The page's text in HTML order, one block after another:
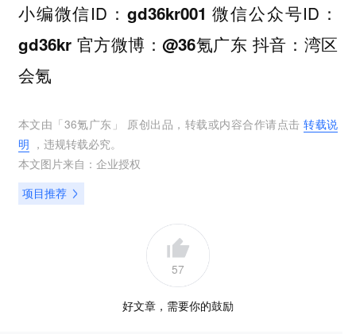
小编微信ID： gd36kr001微信公众号ID：
gd36kr 官方微博：@36氪广东 抖音： 湾区
会氪
本文由「36氪广东 」 原创出品，转载或内容合作请点击转载说
明 ，违规转载必究。
本文图片来自： 企业授权
项目推荐
57
好文章，需要你的鼓励